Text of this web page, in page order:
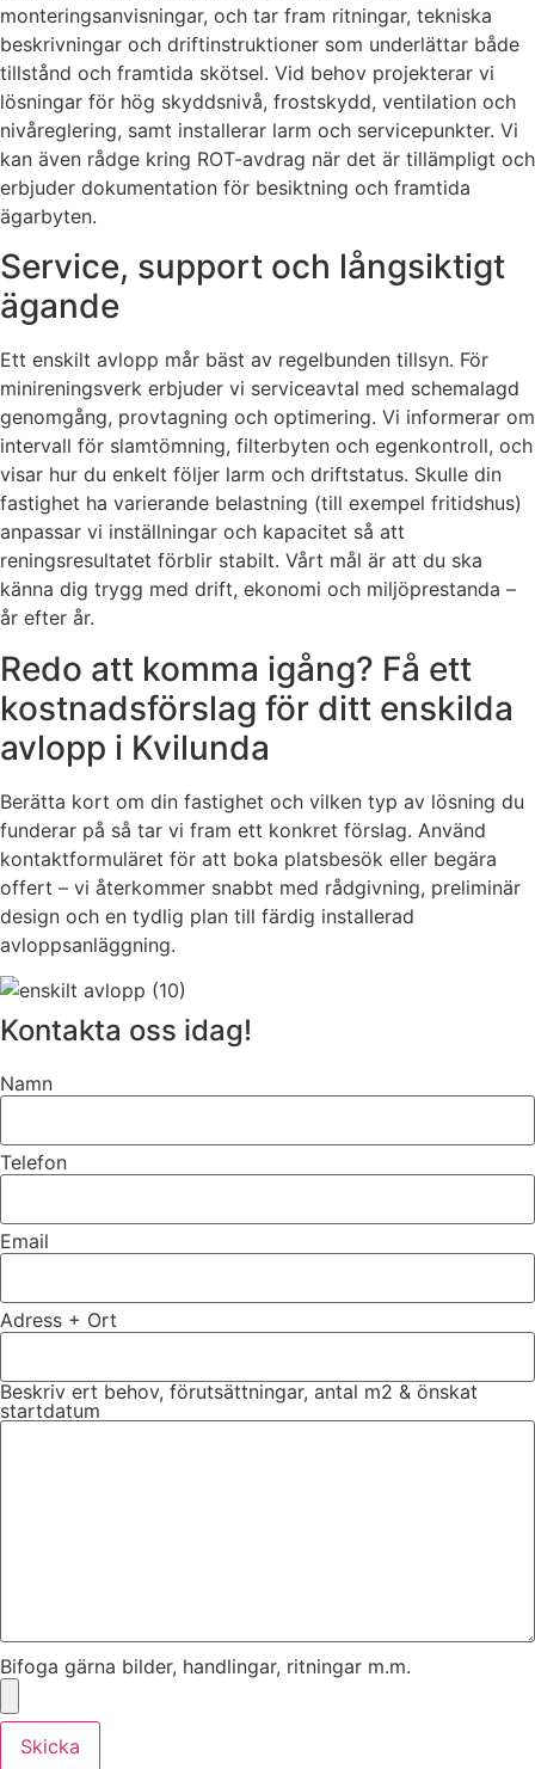
monteringsanvisningar, och tar fram ritningar, tekniska
beskrivningar och driftinstruktioner som underlättar både
tillstånd och framtida skötsel. Vid behov projekterar vi
lösningar för hög skyddsnivå, frostskydd, ventilation och
nivåreglering, samt installerar larm och servicepunkter. Vi
kan även rådge kring ROT-avdrag när det är tillämpligt och
erbjuder dokumentation för besiktning och framtida
ägarbyten.
Service, support och långsiktigt
ägande
Ett enskilt avlopp mår bäst av regelbunden tillsyn. För
minireningsverk erbjuder vi serviceavtal med schemalagd
genomgång, provtagning och optimering. Vi informerar om
intervall för slamtömning, filterbyten och egenkontroll, och
visar hur du enkelt följer larm och driftstatus. Skulle din
fastighet ha varierande belastning (till exempel fritidshus)
anpassar vi inställningar och kapacitet så att
reningsresultatet förblir stabilt. Vårt mål är att du ska
känna dig trygg med drift, ekonomi och miljöprestanda –
år efter år.
Redo att komma igång? Få ett
kostnadsförslag för ditt enskilda
avlopp i Kvilunda
Berätta kort om din fastighet och vilken typ av lösning du
funderar på så tar vi fram ett konkret förslag. Använd
kontaktformuläret för att boka platsbesök eller begära
offert – vi återkommer snabbt med rådgivning, preliminär
design och en tydlig plan till färdig installerad
avloppsanläggning.
Kontakta oss idag!
Namn
Telefon
Email
Adress + Ort
Beskriv ert behov, förutsättningar, antal m2 & önskat
startdatum
Bifoga gärna bilder, handlingar, ritningar m.m.
Skicka